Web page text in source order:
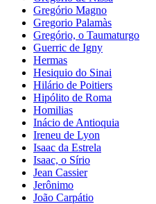
Gregório Magno
Gregorio Palamàs
Gregório, o Taumaturgo
Guerric de Igny
Hermas
Hesiquio do Sinai
Hilário de Poitiers
Hipólito de Roma
Homilias
Inácio de Antioquia
Ireneu de Lyon
Isaac da Estrela
Isaac, o Sírio
Jean Cassier
Jerônimo
João Carpátio